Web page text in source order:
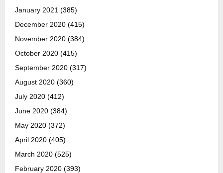
January 2021 (385)
December 2020 (415)
November 2020 (384)
October 2020 (415)
September 2020 (317)
August 2020 (360)
July 2020 (412)
June 2020 (384)
May 2020 (372)
April 2020 (405)
March 2020 (525)
February 2020 (393)